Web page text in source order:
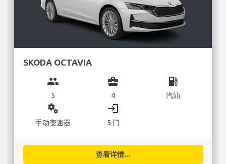
SKODA OCTAVIA
group
5
business_center
4
local_gas_station
汽油
miscellaneous_services
手动变速器
login
5 门
查看详情...